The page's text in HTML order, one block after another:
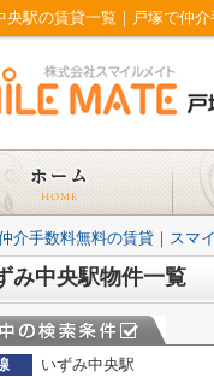
央駅の賃貸一覧｜戸塚で仲
介手数料無料の賃貸｜スマ
み中央駅物件一覧
いずみ中央駅